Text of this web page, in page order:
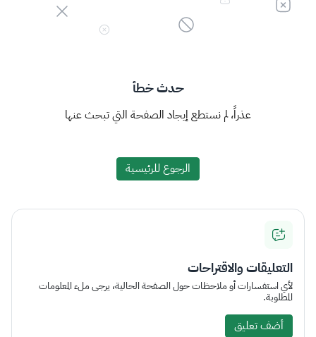
حدث خطأ
عذراً، لم نستطع إيجاد الصفحة التي تبحث عنها
الرجوع للرئيسية
التعليقات والاقتراحات
لأي استفسارات أو ملاحظات حول الصفحة الحالية، يرجى ملء المعلومات
المطلوبة.
أضف تعليق